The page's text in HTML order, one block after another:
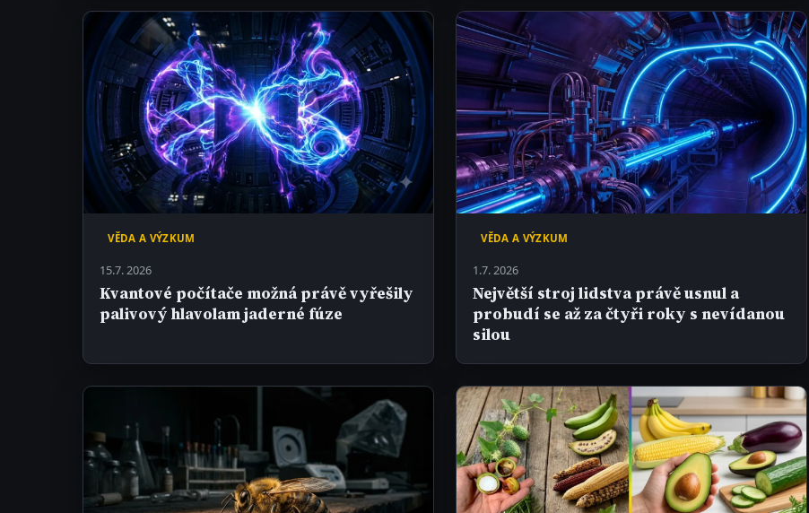
VĚDA A VÝZKUM
15.7. 2026
Kvantové počítače možná právě vyřešily
palivový hlavolam jaderné fúze
VĚDA A VÝZKUM
1.7. 2026
Největší stroj lidstva právě usnul a
probudí se až za čtyři roky s nevídanou
silou